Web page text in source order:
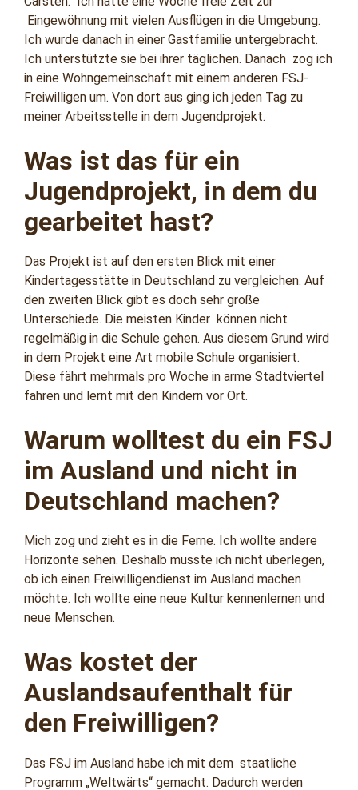
Eingewöhnung mit vielen Ausflügen in die Umgebung.
Ich wurde danach in einer Gastfamilie untergebracht.
Ich unterstützte sie bei ihrer täglichen. Danach zog ich
in eine Wohngemeinschaft mit einem anderen FSJ-
Freiwilligen um. Von dort aus ging ich jeden Tag zu
meiner Arbeitsstelle in dem Jugendprojekt.
Was ist das für ein
Jugendprojekt, in dem du
gearbeitet hast?
Das Projekt ist auf den ersten Blick mit einer
Kindertagesstätte in Deutschland zu vergleichen. Auf
den zweiten Blick gibt es doch sehr große
Unterschiede. Die meisten Kinder können nicht
regelmäßig in die Schule gehen. Aus diesem Grund wird
in dem Projekt eine Art mobile Schule organisiert.
Diese fährt mehrmals pro Woche in arme Stadtviertel
fahren und lernt mit den Kindern vor Ort.
Warum wolltest du ein FSJ
im Ausland und nicht in
Deutschland machen?
Mich zog und zieht es in die Ferne. Ich wollte andere
Horizonte sehen. Deshalb musste ich nicht überlegen,
ob ich einen Freiwilligendienst im Ausland machen
möchte. Ich wollte eine neue Kultur kennenlernen und
neue Menschen.
Was kostet der
Auslandsaufenthalt für
den Freiwilligen?
Das FSJ im Ausland habe ich mit dem staatliche
Programm „Weltwärts“ gemacht. Dadurch werden